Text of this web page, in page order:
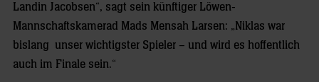
Landin Jacobsen“, sagt sein künftiger Löwen-
Mannschaftskamerad Mads Mensah Larsen: „Niklas war
bislang unser wichtigster Spieler – und wird es hoffentlich
auch im Finale sein.“